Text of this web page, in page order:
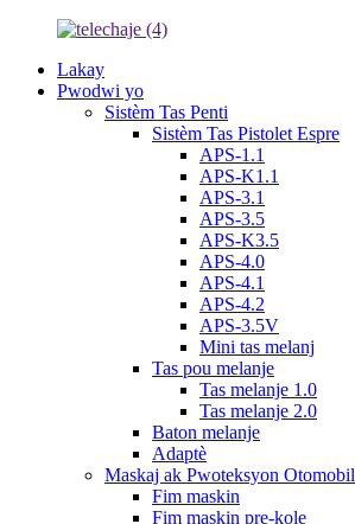
Lakay
Pwodwi yo
Sistèm Tas Penti
Sistèm Tas Pistolet Espre
APS-1.1
APS-K1.1
APS-3.1
APS-3.5
APS-K3.5
APS-4.0
APS-4.1
APS-4.2
APS-3.5V
Mini tas melanj
Tas pou melanje
Tas melanje 1.0
Tas melanje 2.0
Baton melanje
Adaptè
Maskaj ak Pwoteksyon Otomobil
Fim maskin
Fim maskin pre-kole